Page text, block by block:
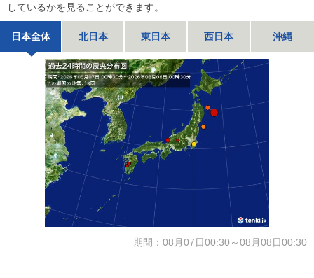
しているかを見ることができます。
日本全体 北日本 東日本 西日本 沖縄
期間：08月07日00:30～08月08日00:30